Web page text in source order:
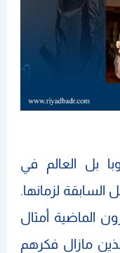
بل العالم في
السابقة لزمانها.
الماضية أمثال
مازال فكرهم